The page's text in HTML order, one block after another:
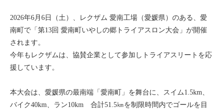
2026年6月6日（土）、レクザム 愛南工場（愛媛県）のある、愛
南町で「第13回 愛南町いやしの郷トライアスロン大会」が開催
されます。
今年もレクザムは、協賛企業として参加しトライアスリートを応
援しています。
本大会は、愛媛県の最南端「愛南町」を舞台に、スイム1.5km、
バイク40km、ラン10km 合計51.5㎞を制限時間内でゴールを目